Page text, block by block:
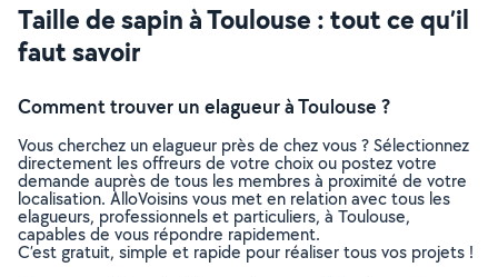
Taille de sapin à Toulouse : tout ce qu’il
faut savoir
Comment trouver un elagueur à Toulouse ?
Vous cherchez un elagueur près de chez vous ? Sélectionnez
directement les offreurs de votre choix ou postez votre
demande auprès de tous les membres à proximité de votre
localisation. AlloVoisins vous met en relation avec tous les
elagueurs, professionnels et particuliers, à Toulouse,
capables de vous répondre rapidement.
C’est gratuit, simple et rapide pour réaliser tous vos projets !